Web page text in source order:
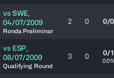
vs SWE,
04/07/2009
Ronda Preliminar
2 0 0/0
vs ESP,
08/07/2009
Qualifying Round
3 0 0/1
0.0%